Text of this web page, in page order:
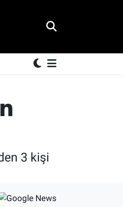
3 kişi